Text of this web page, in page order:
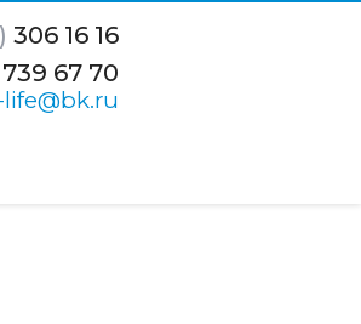
306 16 16
739 67 70
life@bk.ru